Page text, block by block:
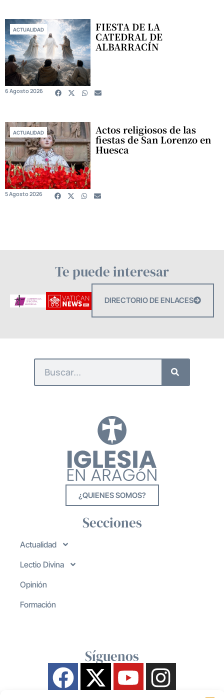
ACTUALIDAD FIESTA DE LA
CATEDRAL DE
ALBARRACÍN
6 Agosto 2026
ACTUALIDAD Actos religiosos de las
fiestas de San Lorenzo en
Huesca
5 Agosto 2026
Te puede interesar
DIRECTORIO DE ENLACES
¿QUIENES SOMOS?
Secciones
Actualidad
Lectio Divina
Opinión
Formación
Síguenos